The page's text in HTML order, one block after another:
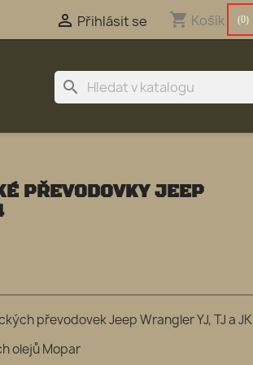
 Přihlásit se shopping_cart Košík (0)
search
PŘEVODOVKY JEEP
převodovek Jeep Wrangler YJ, TJ a JK
olejů Mopar